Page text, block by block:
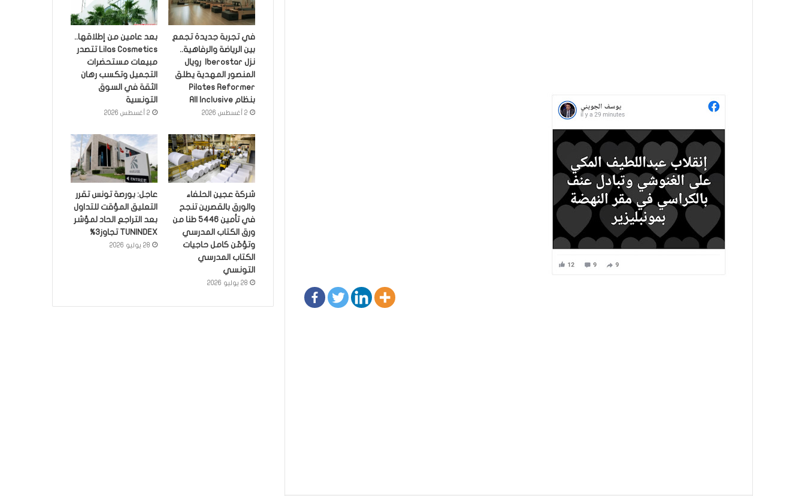
في تجربة جديدة تجمع
بين الرياضة والرفاهية..
نزل Iberostar رويال
المنصور المهدية يطلق
Pilates Reformer
بنظام All Inclusive
2 أغسطس 2026
بعد عامين من إطلاقها..
Lilas Cosmetics تتصدر
مبيعات مستحضرات
التجميل وتكسب رهان
الثقة في السوق
التونسية
2 أغسطس 2026
شركة عجين الحلفاء
والورق بالقصرين تنجح
في تأمين 5446 طنا من
ورق الكتاب المدرسي
وتؤمّن كامل حاجيات
الكتاب المدرسي
التونسي
28 يوليو 2026
عاجل: بورصة تونس تقرر
التعليق المؤقت للتداول
بعد التراجع الحاد لمؤشر
TUNINDEX تجاوز3%
28 يوليو 2026